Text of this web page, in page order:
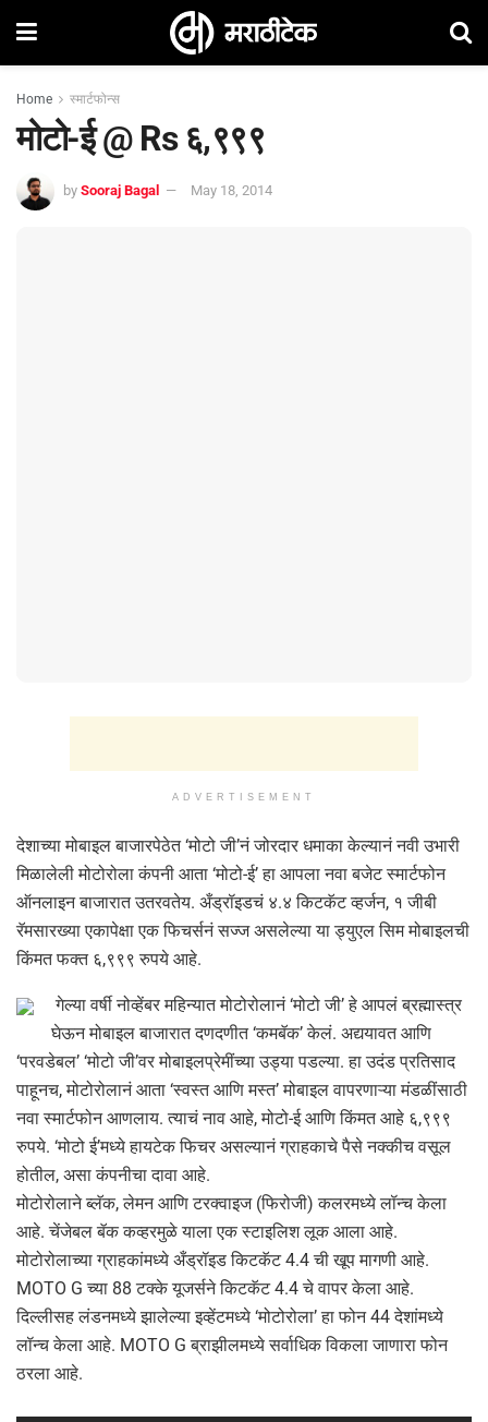
Home स्मार्टफोन्स
मोटो-ई @ Rs ६,९९९
by Sooraj Bagal May 18, 2014
ADVERTISEMENT
देशाच्या मोबाइल बाजारपेठेत ‘मोटो जी’नं जोरदार धमाका केल्यानं नवी उभारी
मिळालेली मोटोरोला कंपनी आता ‘मोटो-ई’ हा आपला नवा बजेट स्मार्टफोन
ऑनलाइन बाजारात उतरवतेय. अँड्रॉइडचं ४.४ किटकॅट व्हर्जन, १ जीबी
रॅमसारख्या एकापेक्षा एक फिचर्सनं सज्ज असलेल्या या ड्युएल सिम मोबाइलची
किंमत फक्त ६,९९९ रुपये आहे.
गेल्या वर्षी नोव्हेंबर महिन्यात मोटोरोलानं ‘मोटो जी’ हे आपलं ब्रह्मास्त्र
घेऊन मोबाइल बाजारात दणदणीत ‘कमबॅक’ केलं. अद्ययावत आणि
‘परवडेबल’ ‘मोटो जी’वर मोबाइलप्रेमींच्या उड्या पडल्या. हा उदंड प्रतिसाद
पाहूनच, मोटोरोलानं आता ‘स्वस्त आणि मस्त’ मोबाइल वापरणाऱ्या मंडळींसाठी
नवा स्मार्टफोन आणलाय. त्याचं नाव आहे, मोटो-ई आणि किंमत आहे ६,९९९
रुपये. ‘मोटो ई’मध्ये हायटेक फिचर असल्यानं ग्राहकाचे पैसे नक्कीच वसूल
होतील, असा कंपनीचा दावा आहे.
मोटोरोलाने ब्लॅक, लेमन आणि टरक्वाइज (फिरोजी) कलरमध्ये लॉन्च केला
आहे. चेंजेबल बॅक कव्हरमुळे याला एक स्टाइलिश लूक आला आहे.
मोटोरोलाच्या ग्राहकांमध्ये अँड्रॉइड किटकॅट 4.4 ची खूप मागणी आहे.
MOTO G च्या 88 टक्के यूजर्सने किटकॅट 4.4 चे वापर केला आहे.
दिल्लीसह लंडनमध्ये झालेल्या इव्हेंटमध्ये ‘मोटोरोला’ हा फोन 44 देशांमध्ये
लॉन्च केला आहे. MOTO G ब्राझीलमध्ये सर्वाधिक विकला जाणारा फोन
ठरला आहे.